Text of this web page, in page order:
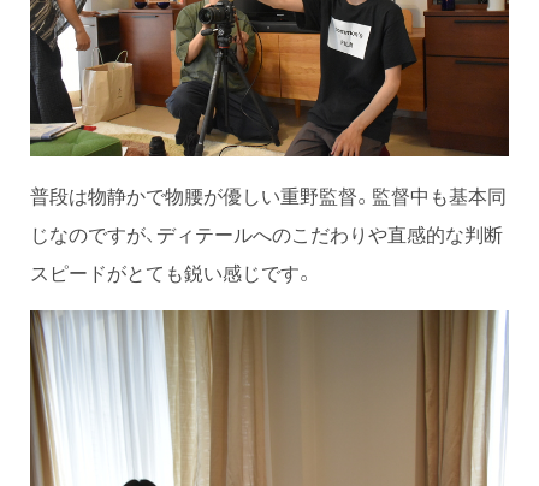
普段は物静かで物腰が優しい重野監督。監督中も基本同
じなのですが、ディテールへのこだわりや直感的な判断
スピードがとても鋭い感じです。